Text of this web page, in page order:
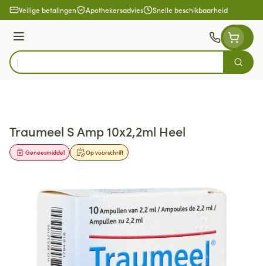
Ga naar de inhoud
Veilige betalingen Apothekersadvies Snelle beschikbaarheid
Menu
Product, merk, categorie...
Zoek
Traumeel S Amp 10x2,2ml Heel
Op voorschrift
Geneesmiddel